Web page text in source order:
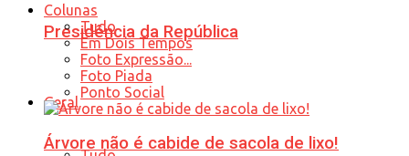
Presidência da República
Geral
Colunas
Tudo
Em Dois Tempos
Foto Expressão...
Foto Piada
Ponto Social
Árvore não é cabide de sacola de lixo!